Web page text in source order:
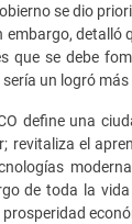
se dio
embargo,
que se debe
un logró más
define una
revitaliza el
de toda la